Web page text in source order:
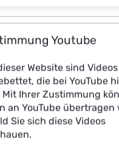
Youtube
Website sind Videos
die bei YouTube
Mit Ihrer Zustimmung
an YouTube übertragen
Sie sich diese Videos